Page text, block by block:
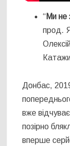
“Ми не
прод.
Донбас,
вже
позірно
вперше